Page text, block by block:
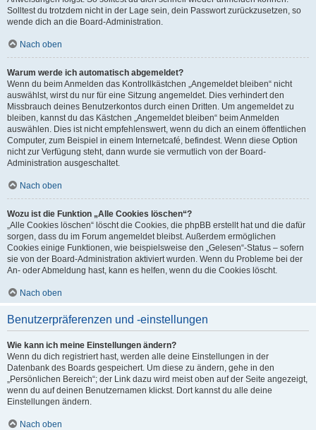
Solltest du trotzdem nicht in der Lage sein, dein Passwort zurückzusetzen, so
wende dich an die Board-Administration.
Nach oben
Warum werde ich automatisch abgemeldet?
Wenn du beim Anmelden das Kontrollkästchen „Angemeldet bleiben“ nicht
auswählst, wirst du nur für eine Sitzung angemeldet. Dies verhindert den
Missbrauch deines Benutzerkontos durch einen Dritten. Um angemeldet zu
bleiben, kannst du das Kästchen „Angemeldet bleiben“ beim Anmelden
auswählen. Dies ist nicht empfehlenswert, wenn du dich an einem öffentlichen
Computer, zum Beispiel in einem Internetcafé, befindest. Wenn diese Option
nicht zur Verfügung steht, dann wurde sie vermutlich von der Board-
Administration ausgeschaltet.
Nach oben
Wozu ist die Funktion „Alle Cookies löschen“?
„Alle Cookies löschen“ löscht die Cookies, die phpBB erstellt hat und die dafür
sorgen, dass du im Forum angemeldet bleibst. Außerdem ermöglichen
Cookies einige Funktionen, wie beispielsweise den „Gelesen“-Status – sofern
sie von der Board-Administration aktiviert wurden. Wenn du Probleme bei der
An- oder Abmeldung hast, kann es helfen, wenn du die Cookies löscht.
Nach oben
Benutzerpräferenzen und -einstellungen
Wie kann ich meine Einstellungen ändern?
Wenn du dich registriert hast, werden alle deine Einstellungen in der
Datenbank des Boards gespeichert. Um diese zu ändern, gehe in den
„Persönlichen Bereich“; der Link dazu wird meist oben auf der Seite angezeigt,
wenn du auf deinen Benutzernamen klickst. Dort kannst du alle deine
Einstellungen ändern.
Nach oben